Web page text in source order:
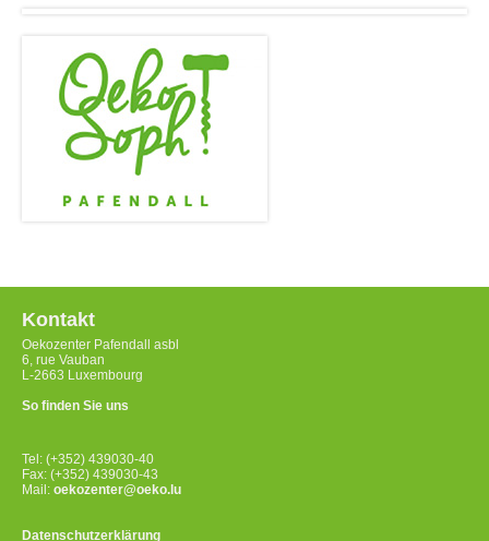
Kontakt
Oekozenter Pafendall asbl
6, rue Vauban
L-2663 Luxembourg
So finden Sie uns
Tel: (+352) 439030-40
Fax: (+352) 439030-43
Mail: oekozenter@oeko.lu
Datenschutzerklärung